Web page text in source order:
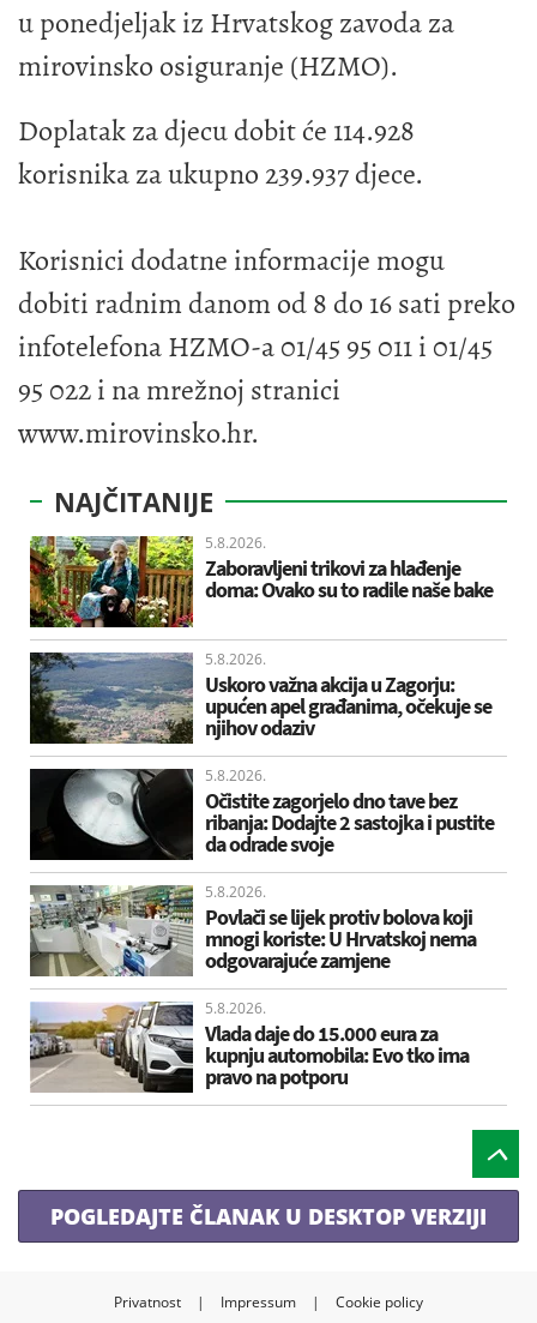
u ponedjeljak iz Hrvatskog zavoda za
mirovinsko osiguranje (HZMO).
Doplatak za djecu dobit će 114.928
korisnika za ukupno 239.937 djece.
Korisnici dodatne informacije mogu
dobiti radnim danom od 8 do 16 sati preko
infotelefona HZMO-a 01/45 95 011 i 01/45
95 022 i na mrežnoj stranici
www.mirovinsko.hr.
NAJČITANIJE
5.8.2026.
Zaboravljeni trikovi za hlađenje
doma: Ovako su to radile naše bake
5.8.2026.
Uskoro važna akcija u Zagorju:
upućen apel građanima, očekuje se
njihov odaziv
5.8.2026.
Očistite zagorjelo dno tave bez
ribanja: Dodajte 2 sastojka i pustite
da odrade svoje
5.8.2026.
Povlači se lijek protiv bolova koji
mnogi koriste: U Hrvatskoj nema
odgovarajuće zamjene
5.8.2026.
Vlada daje do 15.000 eura za
kupnju automobila: Evo tko ima
pravo na potporu
POGLEDAJTE ČLANAK U DESKTOP VERZIJI
Privatnost | Impressum | Cookie policy